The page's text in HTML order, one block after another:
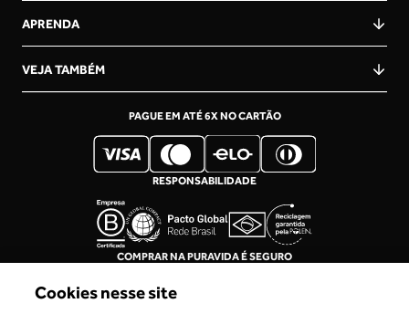
APRENDA
VEJA TAMBÉM
PAGUE EM ATÉ 6X NO CARTÃO
RESPONSABILIDADE
COMPRAR NA PURAVIDA É SEGURO
Cookies nesse site